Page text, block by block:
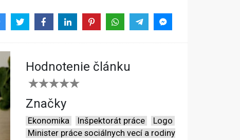
Hodnotenie článku
Značky
Ekonomika Inšpektorát práce
Logo
Minister práce sociálnych vecí a rodiny